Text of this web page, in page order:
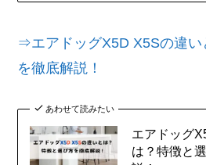
⇒エアドッグX5D X5Sの違い
を徹底解説！
あわせて読みたい
エアドッグ
は？特徴と